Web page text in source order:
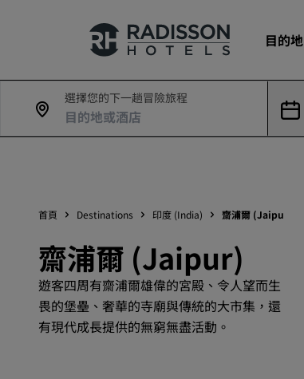
目的地
我們的品牌
選擇您的下一趟冒險旅程
首頁 Destinations 印度 (India) 齋浦爾 (Jaipur)
齋浦爾 (Jaipur)
遊客四周有齋浦爾雄偉的宮殿、令人望而生
畏的堡壘、奢華的寺廟與傳統的大市集，還
有現代成長提供的無窮無盡活動。